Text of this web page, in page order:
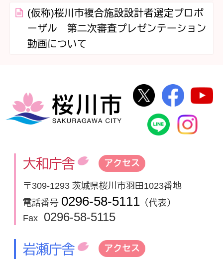
(仮称)桜川市複合施設設計者選定プロポ
ーザル 第二次審査プレゼンテーション
動画について
桜川市
桜川市公式
桜川
桜川市公
大和庁舎 アクセス
〒309-1293 茨城県桜川市羽田1023番地
電話番号 0296-58-5111 （代表）
Fax
0296-58-5115
岩瀬庁舎 アクセス